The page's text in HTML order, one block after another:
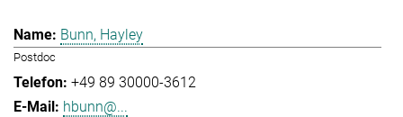
Bunn, Hayley
Postdoc
+49 89 30000-3612
hbunn@...